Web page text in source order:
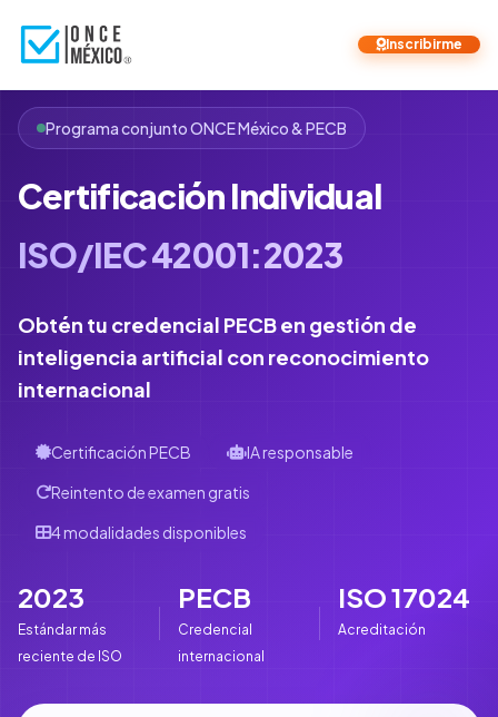
Inscribirme
Programa conjunto ONCE México & PECB
Certificación Individual
ISO/IEC 42001:2023
Obtén tu credencial PECB en gestión de
inteligencia artificial con reconocimiento
internacional
Certificación PECB
IA responsable
Reintento de examen gratis
4 modalidades disponibles
2023
Estándar más
reciente de ISO
PECB
Credencial
internacional
ISO 17024
Acreditación